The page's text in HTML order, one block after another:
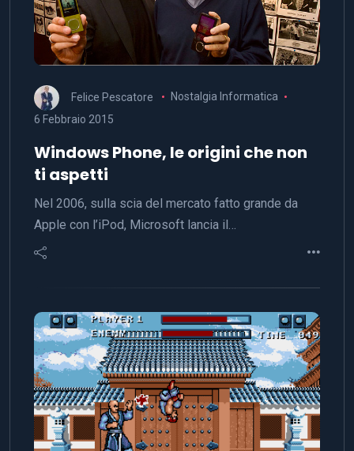
Felice Pescatore
Nostalgia Informatica
6 Febbraio 2015
Windows Phone, le origini che non
ti aspetti
Nel 2006, sulla scia del mercato fatto grande da
Apple con l’iPod, Microsoft lancia il…